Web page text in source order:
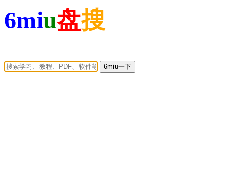
6miu盘搜
6miu一下